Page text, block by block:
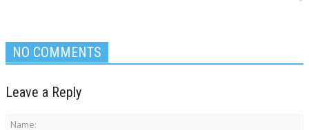
NO COMMENTS
Leave a Reply